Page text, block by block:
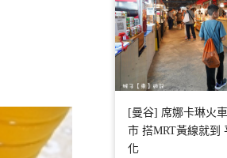
[曼谷] 席娜卡琳火
市 搭MRT黃線就到
化